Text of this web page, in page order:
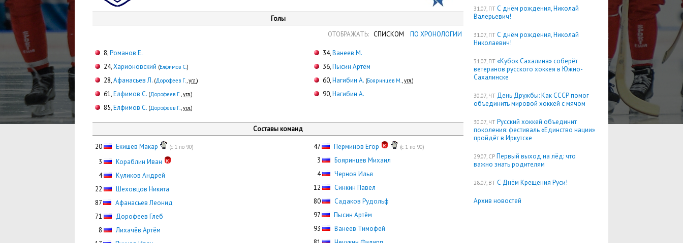
31.07, ПТ С днём рождения, Николай
Валерьевич!
31.07, ПТ С днём рождения, Николай
Николаевич!
31.07, ПТ «Кубок Сахалина» соберёт
ветеранов русского хоккея в Южно-
Сахалинске
30.07, ЧТ День Дружбы: Как СССР помог
объединить мировой хоккей с мячом
30.07, ЧТ Русский хоккей объединит
поколения: фестиваль «Единство нации»
пройдёт в Иркутске
29.07, СР Первый выход на лёд: что
важно знать родителям
28.07, ВТ С Днём Крещения Руси!
Архив новостей
Голы
ОТОБРАЖАТЬ: СПИСКОМ ПО ХРОНОЛОГИИ
8,Романов Е.
24,Харионовский (Елфимов С.)
28,Афанасьев Л. (Дорофеев Г.,угл.)
61,Елфимов С. (Дорофеев Г.,угл.)
85,Елфимов С. (Дорофеев Г.,угл.)
34,Ванеев М.
36,Пысин Артём
60,Нагибин А. (Бояринцев М.,угл.)
90,Нагибин А.
Составы команд
20 Екишев Макар (с 1 по 90)
3
Кораблин Иван
4
Куликов Андрей
22
Шеховцов Никита
87
Афанасьев Леонид
71
Дорофеев Глеб
8
Лихачёв Артём
47 Перминов Егор (с 1 по 90)
3
Бояринцев Михаил
4
Чернов Илья
12
Синкин Павел
80
Садаков Рудольф
97
Пысин Артём
93
Ванеев Тимофей